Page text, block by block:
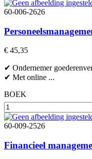
60-006-2626
€ 45,35
✔ Ondernemer
✔ Met online ...
BOEK
60-009-2526
Financieel